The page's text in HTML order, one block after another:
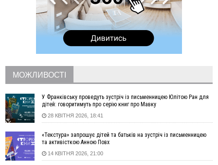
сім'ї
У Коломиї на одній з вулиць встановлять комплекс
автоматичної фіксації швидкості
Війна забрала життя трьох воїнів з Прикарпаття
14:31
«Багато питань буде знято». На громадських слуханнях в
Яремче обговорили, як вирішити питання джипінгу в
Карпатах
13:54
5 «тихих» хвороб, які виявляє профілактичне обстеження
13:30
ФОТО На Надрічній тривають останні приготування до
12:57
У Франківську зафіксували найбільшу спеку за всю історію
спостережень
12:24
Лікування наркоманії Київ: чому важливо розпочати
МОЖЛИВОСТІ
У Франківську проведуть зустріч із письменницею Юлітою Ран для
дітей: говоритимуть про серію книг про Мавку
28 КВІТНЯ 2026, 18:41
«Текстура» запрошує дітей та батьків на зустріч із письменницею
та активісткою Анною Повх
14 КВІТНЯ 2026, 21:00